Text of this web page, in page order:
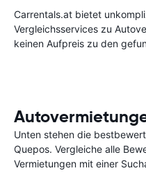
Carrentals.at bietet
Vergleichsservices zu
keinen Aufpreis zu den
Unten stehen die
Quepos. Vergleiche alle
Vermietungen mit einer